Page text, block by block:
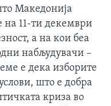
Македонија
11-ти декември
а на кои беа
набљудувачи –
е дека изборите
што е добра
криза во